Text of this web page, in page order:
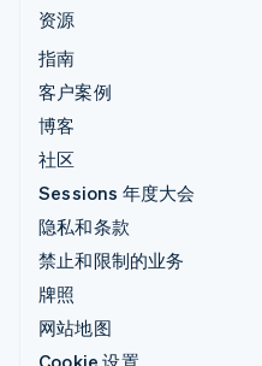
资源
指南
客户案例
博客
社区
Sessions 年度大会
隐私和条款
禁止和限制的业务
牌照
网站地图
Cookie 设置